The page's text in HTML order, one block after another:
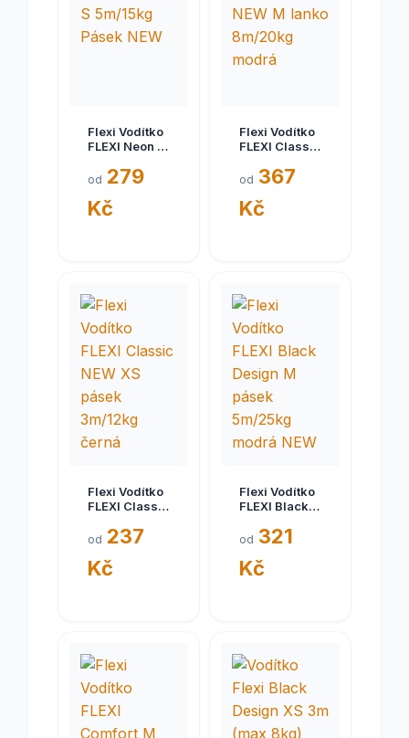
Flexi Vodítko
FLEXI Neon S
Pásek NEW
od 279
Kč
Flexi Vodítko
FLEXI Classic
8m/20kg
od 367
Kč
Flexi Vodítko
FLEXI Classic
pásek
černá
od 237
Kč
Flexi Vodítko
FLEXI Black
pásek
modrá NEW
od 321
Kč